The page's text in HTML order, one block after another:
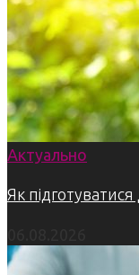
Актуально
Як